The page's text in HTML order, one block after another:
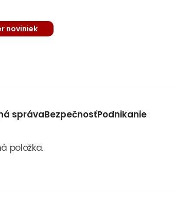
noviniek
správaBezpečnosťPodnikanie
položka.